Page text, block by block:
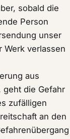
sobald die
Person
unser
Werk verlassen
aus
geht die Gefahr
zufälligen
an den